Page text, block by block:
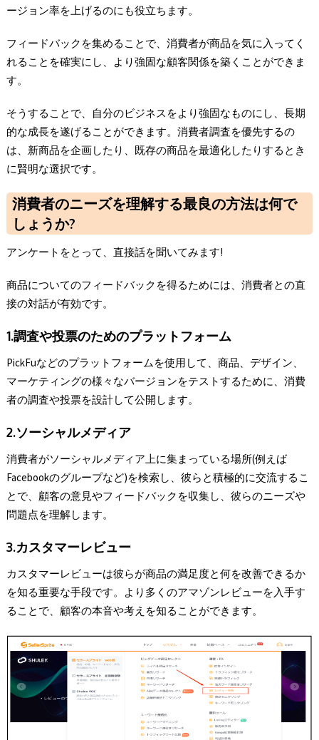
ージョン率を上げるのにも役立ちます。
フィードバックを集めることで、消費者が商品を気に入ってく
れることを確実にし、より強固な顧客関係を築くことができま
す。
そうすることで、自分のビジネスをより強固なものにし、長期
的な成長を遂げることができます。消費者調査を優先するの
は、新商品を企画したり、既存の商品を最適化したりするとき
に賢明な選択です。
消費者のニーズを理解する最良の方法は何で
しょうか?
アンケートをとって、直接話を聞いてみます!
商品についてのフィードバックを得るためには、消費者との直
接の対話が有効です。
1.調査や投票のためのプラットフォーム
PickFuなどのプラットフォームを使用して、商品、デザイン、
マーケティングの様々なバージョンをテストするために、消費
者の調査や投票を設計して公開します。
2.ソーシャルメディア
消費者がソーシャルメディア上に集まっている場所(例えば
Facebookのグループなど)を検索し、彼らと積極的に交流するこ
とで、顧客の意見やフィードバックを収集し、彼らのニーズや
問題点を理解します。
3.カスタマーレビュー
カスタマーレビューは彼らが商品の満足度と何を改善できるか
を知る重要な手段です。より多くのアマゾンレビューを入手す
ることで、顧客の本音や考えを知ることができます。